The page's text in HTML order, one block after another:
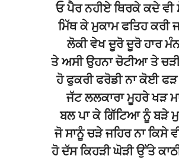
ਓ ਪੈਰ ਨਹੀਏ ਥਿਰਕੇ ਕਦੇ ਵੀ
ਮਿੱਥ ਕੇ ਮੁਕਾਮ ਫਤਿਹ ਕਰੀ
ਲੋਕੀ ਵੇਖ ਦੂਰੋ ਦੂਰੋ ਹਾਰ
ਤੇ ਅਸੀ ਉਹਨਾ ਚੋਟੀਆ ਤੇ
ਹੋ ਫੁਕਰੀ ਫਰੋਡੀ ਨਾ ਕੋਈ ਫੜ
ਜੱਟ ਲਲਕਾਰਾ ਮੂਹਰੇ ਖੜ
ਬਲ ਪਾ ਕੇ ਗਿੱਟਿਆ ਨੂੰ ਬੜੇ
ਜੋ ਸਾਨੂੰ ਚੜੇ ਜਹਿਰ ਨਾ ਕਿਸੇ
ਹੋ ਦੱਸ ਕਿਹੜੀ ਘੋੜੀ ਉੱਤੇ